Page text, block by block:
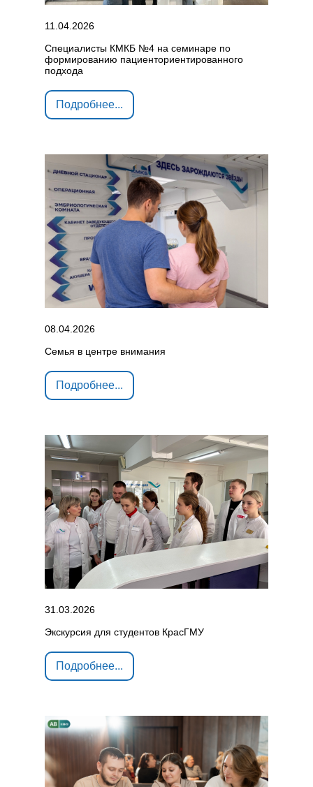
11.04.2026
Специалисты КМКБ №4 на семинаре по
формированию пациенториентированного
подхода
Подробнее...
08.04.2026
Семья в центре внимания
Подробнее...
31.03.2026
Экскурсия для студентов КрасГМУ
Подробнее...